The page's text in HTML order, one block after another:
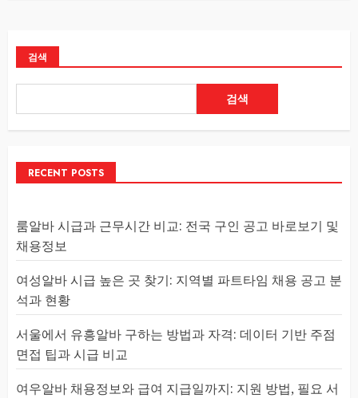
검색
검색
RECENT POSTS
룸알바 시급과 근무시간 비교: 전국 구인 공고 바로보기 및
채용정보
여성알바 시급 높은 곳 찾기: 지역별 파트타임 채용 공고 분
석과 현황
서울에서 유흥알바 구하는 방법과 자격: 데이터 기반 주점
면접 팁과 시급 비교
여우알바 채용정보와 급여 지급일까지: 지원 방법, 필요 서